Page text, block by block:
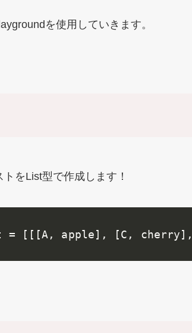
を使用していきます。
をList型で作成します！
[[[A, apple], [C,